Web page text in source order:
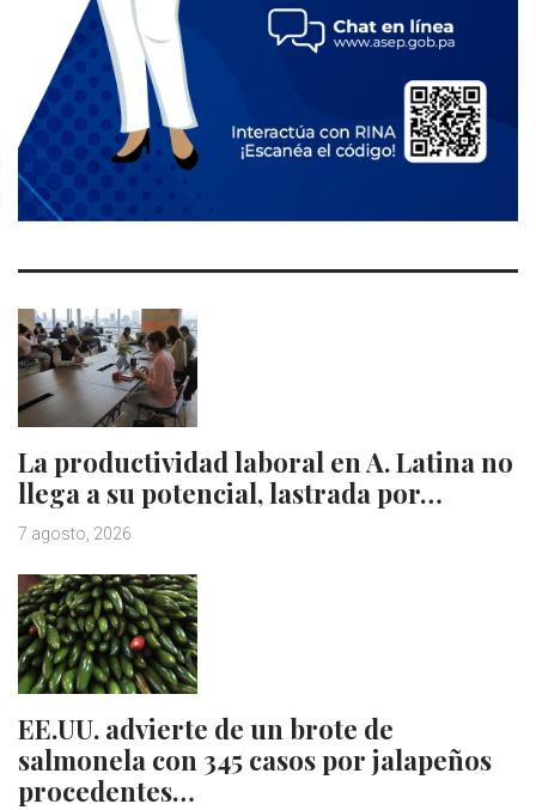
La productividad laboral en A. Latina no
llega a su potencial, lastrada por…
7 agosto, 2026
EE.UU. advierte de un brote de
salmonela con 345 casos por jalapeños
procedentes…